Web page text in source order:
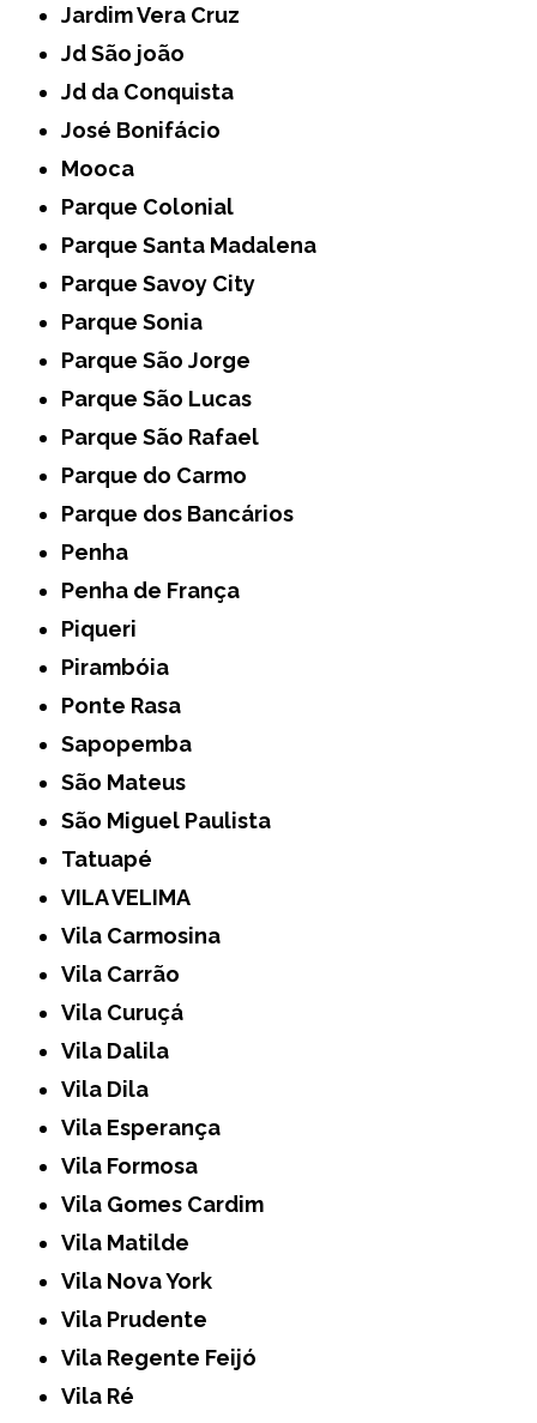
Jardim Vera Cruz
Jd São joão
Jd da Conquista
José Bonifácio
Mooca
Parque Colonial
Parque Santa Madalena
Parque Savoy City
Parque Sonia
Parque São Jorge
Parque São Lucas
Parque São Rafael
Parque do Carmo
Parque dos Bancários
Penha
Penha de França
Piqueri
Pirambóia
Ponte Rasa
Sapopemba
São Mateus
São Miguel Paulista
Tatuapé
VILA VELIMA
Vila Carmosina
Vila Carrão
Vila Curuçá
Vila Dalila
Vila Dila
Vila Esperança
Vila Formosa
Vila Gomes Cardim
Vila Matilde
Vila Nova York
Vila Prudente
Vila Regente Feijó
Vila Ré